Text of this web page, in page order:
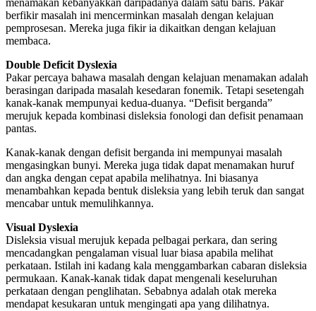
menamakan kebanyakkan daripadanya dalam satu baris. Pakar
berfikir masalah ini mencerminkan masalah dengan kelajuan
pemprosesan. Mereka juga fikir ia dikaitkan dengan kelajuan
membaca.
Double Deficit Dyslexia
Pakar percaya bahawa masalah dengan kelajuan menamakan adalah
berasingan daripada masalah kesedaran fonemik. Tetapi sesetengah
kanak-kanak mempunyai kedua-duanya. “Defisit berganda”
merujuk kepada kombinasi disleksia fonologi dan defisit penamaan
pantas.
Kanak-kanak dengan defisit berganda ini mempunyai masalah
mengasingkan bunyi. Mereka juga tidak dapat menamakan huruf
dan angka dengan cepat apabila melihatnya. Ini biasanya
menambahkan kepada bentuk disleksia yang lebih teruk dan sangat
mencabar untuk memulihkannya.
Visual Dyslexia
Disleksia visual merujuk kepada pelbagai perkara, dan sering
mencadangkan pengalaman visual luar biasa apabila melihat
perkataan. Istilah ini kadang kala menggambarkan cabaran disleksia
permukaan. Kanak-kanak tidak dapat mengenali keseluruhan
perkataan dengan penglihatan. Sebabnya adalah otak mereka
mendapat kesukaran untuk mengingati apa yang dilihatnya.